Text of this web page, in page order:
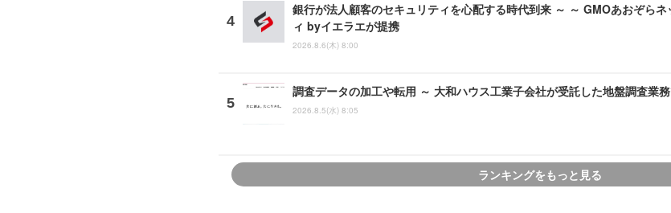
銀行が法人顧客のセキュリティを心配する時代到来 ～ ～ GMOあおぞら
ィ byイエラエが提携
2026.8.6(木) 8:00
調査データの加工や転用 ～ 大和ハウス工業子会社が受託した地盤調査業
2026.8.5(水) 8:05
ランキングをもっと見る